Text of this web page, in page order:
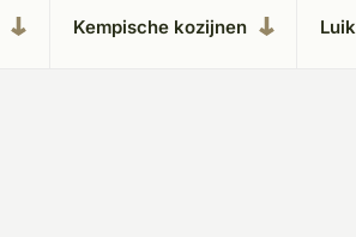
Kempische kozijnen